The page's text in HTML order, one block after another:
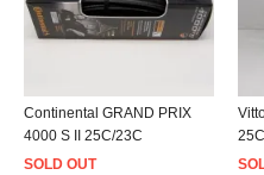
信頼でき
Continental GRAND PRIX
4000 S II 25C/23C
SOLD OUT
25C